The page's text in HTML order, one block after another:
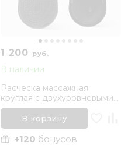
1 200 руб.
В наличии
Расческа массажная
круглая с двухуровневыми
нейлоновыми зубчиками 9
рядов BRUAR SOFT
DETANGLE
В корзину
+120 бонусов